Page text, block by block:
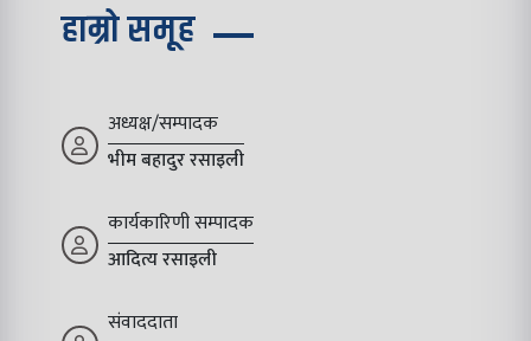
हाम्रो समूह
अध्यक्ष/सम्पादक
भीम बहादुर रसाइली
कार्यकारिणी सम्पादक
आदित्य रसाइली
संवाददाता